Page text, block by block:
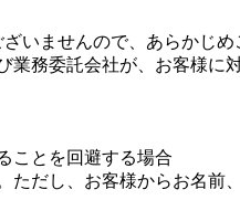
いませんので、あらかじめ
務委託会社が、お客様に
ことを回避する場合
だし、お客様からお名前